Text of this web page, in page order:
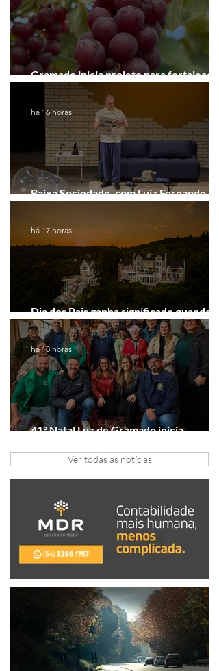
Gramado inicia projeto para fortalecer a
Rota do Vinho
Baixa Sociedade, com Luiz Fernando
Guimarães, chega a Novo Hamburgo
há 16 horas
Dia dos Pais ganha significado quando o
presente é viver experiências juntos
há 17 horas
41º Natal Luz de Gramado inicia
há 18 horas
Ver todas as notícias